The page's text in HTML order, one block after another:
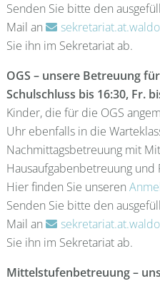
Senden Sie bitte den
Mail an
Sie ihn im Sekretariat ab.
OGS – unsere Betreuung
Schulschluss bis 16:30, Fr.
Kinder, die für die OGS
Uhr ebenfalls in die
Nachmittagsbetreuung mit
Hausaufgabenbetreuung und
Hier finden Sie unseren
Senden Sie bitte den
Mail an
Sie ihn im Sekretariat ab.
Mittelstufenbetreuung –